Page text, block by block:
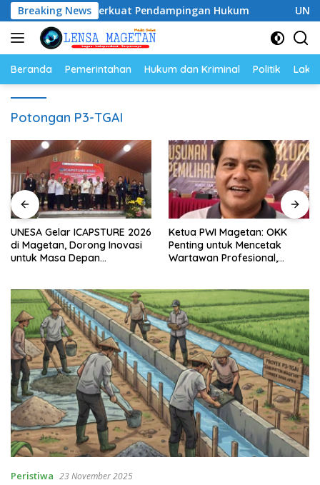
Langsung
ke
konten
Breaking News
Siap Perkuat Pendampingan Hukum UNESA
Beranda Pemerintahan Hukum dan Kriminal Politik
Potongan P3-TGAI
UNESA Gelar ICAPSTURE 2026
di Magetan, Dorong Inovasi
untuk Masa Depan
Ketua PWI Magetan: OKK
Penting untuk Mencetak
Wartawan Profesional,
Peristiwa 23 November 2025